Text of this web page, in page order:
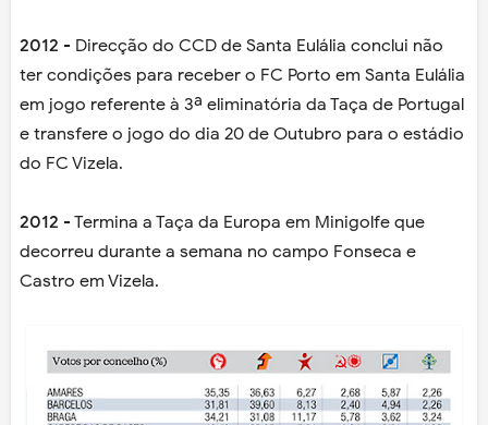
2012 - Direcção do CCD de Santa Eulália conclui não
ter condições para receber o FC Porto em Santa Eulália
em jogo referente à 3ª eliminatória da Taça de Portugal
e transfere o jogo do dia 20 de Outubro para o estádio
do FC Vizela.
2012 - Termina a Taça da Europa em Minigolfe que
decorreu durante a semana no campo Fonseca e
Castro em Vizela.